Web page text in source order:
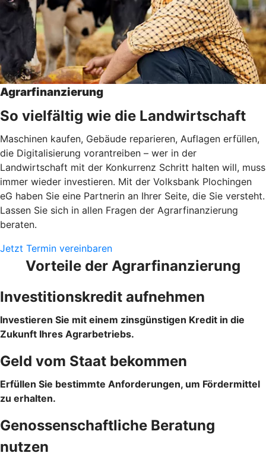
Agrarfinanzierung
So vielfältig wie die Landwirtschaft
Maschinen kaufen, Gebäude reparieren, Auflagen erfüllen,
die Digitalisierung vorantreiben – wer in der
Landwirtschaft mit der Konkurrenz Schritt halten will, muss
immer wieder investieren. Mit der Volksbank Plochingen
eG haben Sie eine Partnerin an Ihrer Seite, die Sie versteht.
Lassen Sie sich in allen Fragen der Agrarfinanzierung
beraten.
Jetzt Termin vereinbaren
Vorteile der Agrarfinanzierung
Investitionskredit aufnehmen
Investieren Sie mit einem zinsgünstigen Kredit in die
Zukunft Ihres Agrarbetriebs.
Geld vom Staat bekommen
Erfüllen Sie bestimmte Anforderungen, um Fördermittel
zu erhalten.
Genossenschaftliche Beratung
nutzen